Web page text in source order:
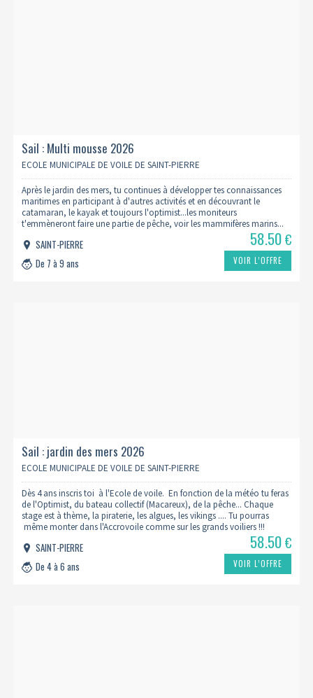
Sail : Multi mousse 2026
ECOLE MUNICIPALE DE VOILE DE SAINT-PIERRE
Après le jardin des mers, tu continues à développer tes connaissances
maritimes en participant à d'autres activités et en découvrant le
catamaran, le kayak et toujours l'optimist...les moniteurs
t'emmèneront faire une partie de pêche, voir les mammifères marins...
SAINT-PIERRE
De 7 à 9 ans
58.50€
VOIR L’OFFRE
Sail : jardin des mers 2026
ECOLE MUNICIPALE DE VOILE DE SAINT-PIERRE
Dès 4 ans inscris toi à l'Ecole de voile. En fonction de la météo tu feras
de l'Optimist, du bateau collectif (Macareux), de la pêche... Chaque
stage est à thème, la piraterie, les algues, les vikings .... Tu pourras
même monter dans l'Accrovoile comme sur les grands voiliers !!!
SAINT-PIERRE
De 4 à 6 ans
58.50€
VOIR L’OFFRE